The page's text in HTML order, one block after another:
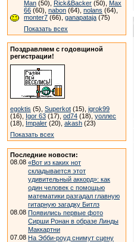
Man (50), Rick&Backer (50), Max
66 (60), nabon (64), nolans (64),
monter7 (66), ganapataja (75)
Показать всех
Поздравляем с годовщиной
регистрации!
egoktis (5), Superkot (15), igrok99
(16), Igor 63 (17), od74 (18), уоллес
(18), Impaler (20), akash (23)
Показать всех
Последние новости:
08.08 «Вот из каких нот
складывается этот
удивительный аккорд»: как
один человек с помощью
математики разгадал главную
гитарную загадку Битлз
08.08 Появились первые фото
Сирши Ронан в образе Линды
Маккартни
07.08 На Эбби-роуд снимут сцену